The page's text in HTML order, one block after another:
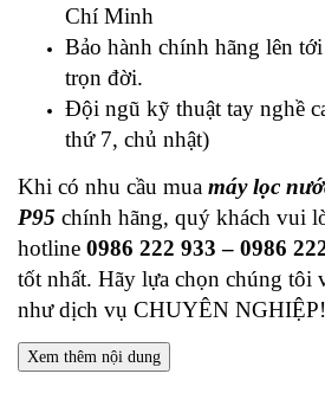
Chí Minh
Bảo hành chính hãng lên
trọn đời.
Đội ngũ kỹ thuật tay nghề
thứ 7, chủ nhật)
Khi có nhu cầu mua máy lọc
P95 chính hãng, quý khách vui
hotline 0986 222 933 – 0986
tốt nhất. Hãy lựa chọn chúng tôi
như dịch vụ CHUYÊN NGHIỆP!
Xem thêm nội dung